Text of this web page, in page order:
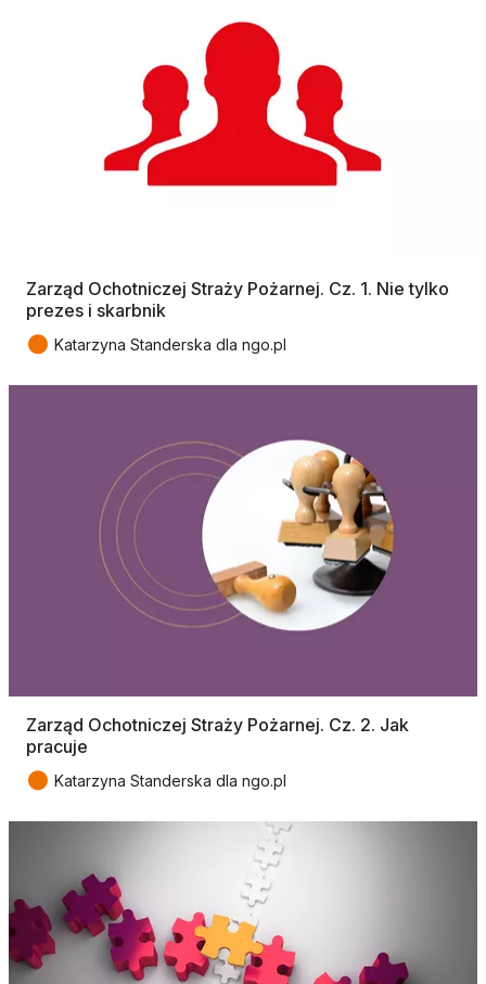
Zarząd Ochotniczej Straży Pożarnej. Cz. 1. Nie tylko
prezes i skarbnik
● Katarzyna Standerska dla ngo.pl
Zarząd Ochotniczej Straży Pożarnej. Cz. 2. Jak
pracuje
● Katarzyna Standerska dla ngo.pl